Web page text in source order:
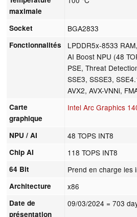
maximale
Socket BGA2833
Fonctionnalités
LPDDR5x-8533
AI Boost NPU (48
PSE, Threat
SSE3, SSSE3,
AVX2, AVX-VNNi,
Carte
graphique
Intel Arc Graphics
NPU / AI 48 TOPS INT8
Chip AI 118 TOPS INT8
64 Bit Prend en charge les
Architecture x86
Date de
présentation
09/03/2024 = 703